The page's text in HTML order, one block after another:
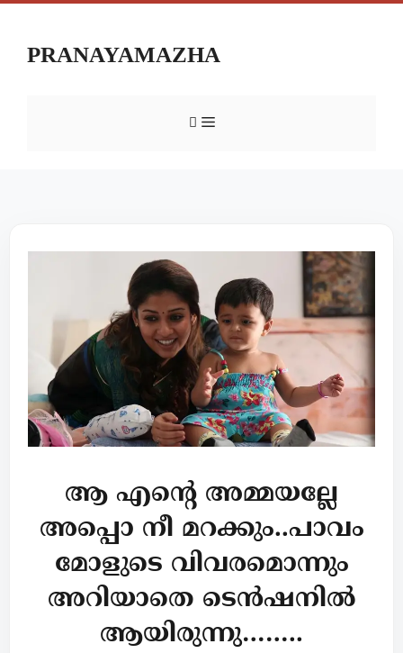
PRANAYAMAZHA
ആ എന്റെ അമ്മയല്ലേ
അപ്പൊ നീ മറക്കും..പാവം
മോളുടെ വിവരമൊന്നും
അറിയാതെ ടെൻഷനിൽ
ആയിരുന്നു……..